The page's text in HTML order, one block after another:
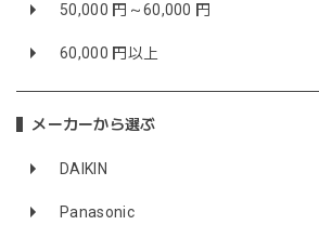
50,000 円～60,000 円
60,000 円以上
メーカーから選ぶ
DAIKIN
Panasonic